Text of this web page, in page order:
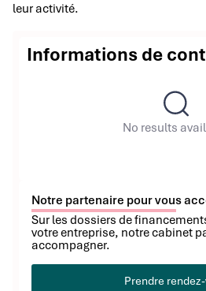
leur activité.
Informations de
No results
Notre partenaire pour vous
Sur les dossiers de
votre entreprise, notre cabinet
accompagner.
Prendre